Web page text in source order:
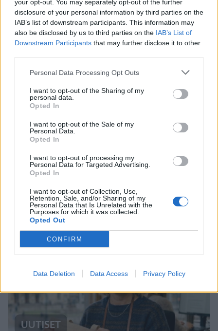
your opt-out. You may separately opt-out of the further
disclosure of your personal information by third parties on the
IAB’s list of downstream participants. This information may
also be disclosed by us to third parties on the IAB’s List of
Downstream Participants that may further disclose it to other
Personal Data Processing Opt Outs
I want to opt-out of the Sharing of my
personal data.
Opted In
I want to opt-out of the Sale of my
Personal Data.
Opted In
I want to opt-out of processing my
Personal Data for Targeted Advertising.
Opted In
I want to opt-out of Collection, Use,
Retention, Sale, and/or Sharing of my
Personal Data that Is Unrelated with the
Purposes for which it was collected.
Opted Out
CONFIRM
Data Deletion Data Access Privacy Policy
Staran luetuimmat
1
UUTISET
Leskeneläke ei kuulu kaikille –
Kela muistuttaa tärkeästä
ikärajasta
2
UUTISET